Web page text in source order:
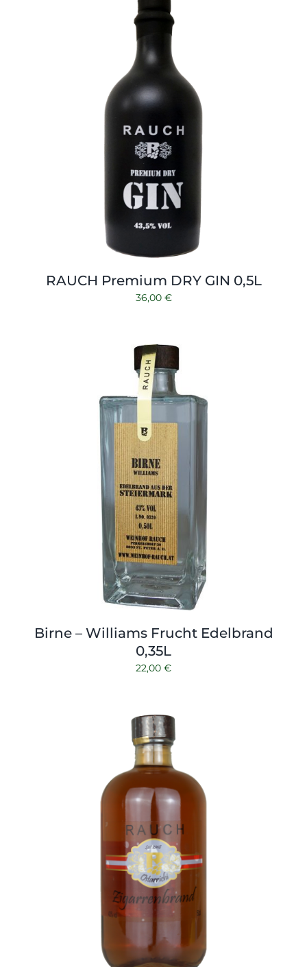
Shop
Kontakt
RAUCH Premium DRY GIN 0,5L
36,00 €
Birne – Williams Frucht Edelbrand
0,35L
22,00 €